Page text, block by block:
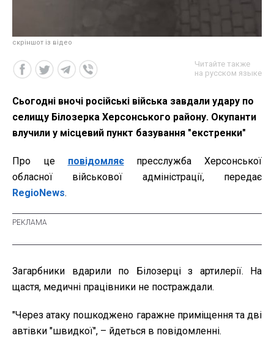
скріншот із відео
Читайте также
на русском языке
Сьогодні вночі російські війська завдали удару по
селищу Білозерка Херсонського району. Окупанти
влучили у місцевий пункт базування "екстренки"
Про це повідомляєпресслужба Херсонської
обласної військової адміністрації, передає
RegioNews.
Загарбники вдарили по Білозерці з артилерії. На
щастя, медичні працівники не постраждали.
"Через атаку пошкоджено гаражне приміщення та дві
автівки "швидкої", – йдеться в повідомленні.